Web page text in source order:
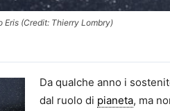
(Credit: Thierry Lombry)
Da qualche anno i
dal ruolo di pianeta, ma